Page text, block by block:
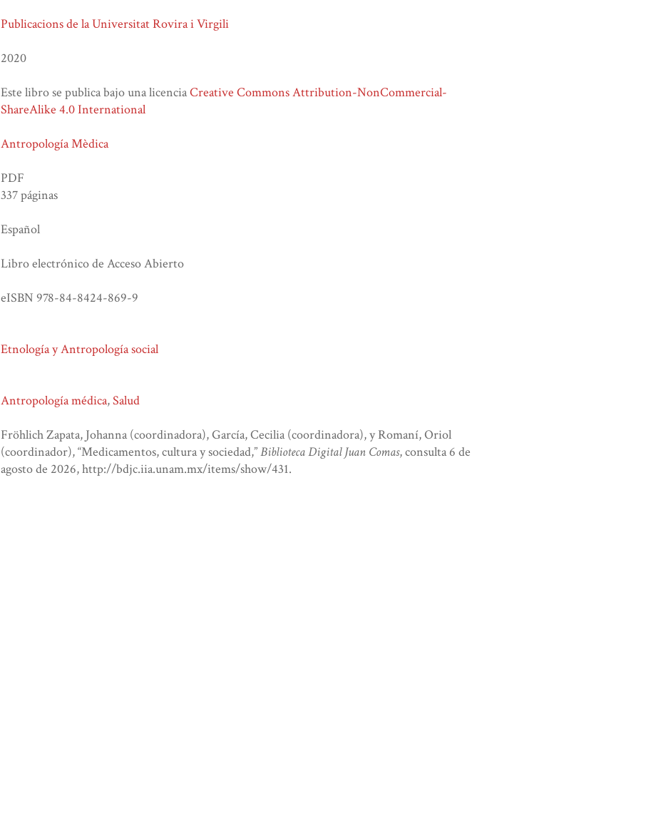
Publicacions de la Universitat Rovira i Virgili
2020
Este libro se publica bajo una licenciaCreative Commons Attribution-NonCommercial-
ShareAlike 4.0 International
Antropología Mèdica
PDF
337 páginas
Español
Libro electrónico de Acceso Abierto
eISBN 978-84-8424-869-9
Etnología y Antropología social
Antropología médica,Salud
Fröhlich Zapata, Johanna (coordinadora), García, Cecilia (coordinadora), y Romaní, Oriol
(coordinador), “Medicamentos, cultura y sociedad,”Biblioteca Digital Juan Comas, consulta 6 de
agosto de 2026,http://bdjc.iia.unam.mx/items/show/431.